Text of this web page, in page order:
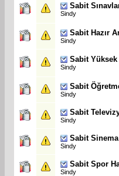
Sabit
Sindy
Sabit Hazır
Sindy
Sabit
Sindy
Sabit
Sindy
Sabit
Sindy
Sabit
Sindy
Sabit Spor
Sindy